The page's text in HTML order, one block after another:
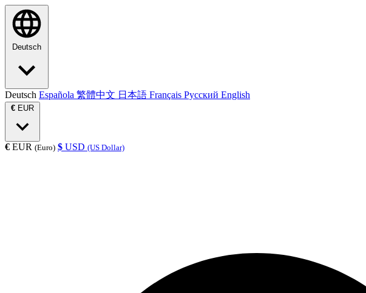
Deutsch
Deutsch Española 繁體中文 日本語 Français Русский English
€ EUR
€ EUR (Euro) $ USD (US Dollar)